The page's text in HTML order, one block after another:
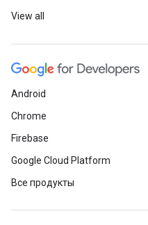
View all
Android
Chrome
Firebase
Google Cloud Platform
Все продукты